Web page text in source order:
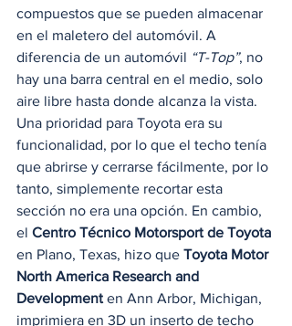
compuestos que se pueden almacenar
en el maletero del automóvil. A
diferencia de un automóvil “T-Top”, no
hay una barra central en el medio, solo
aire libre hasta donde alcanza la vista.
Una prioridad para Toyota era su
funcionalidad, por lo que el techo tenía
que abrirse y cerrarse fácilmente, por lo
tanto, simplemente recortar esta
sección no era una opción. En cambio,
el Centro Técnico Motorsport de Toyota
en Plano, Texas, hizo que Toyota Motor
North America Research and
Development en Ann Arbor, Michigan,
imprimiera en 3D un inserto de techo